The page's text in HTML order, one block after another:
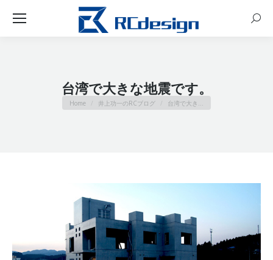
台湾で大きな地震です。
You are here:
Home 井上功一のRCブログ 台湾で大き…